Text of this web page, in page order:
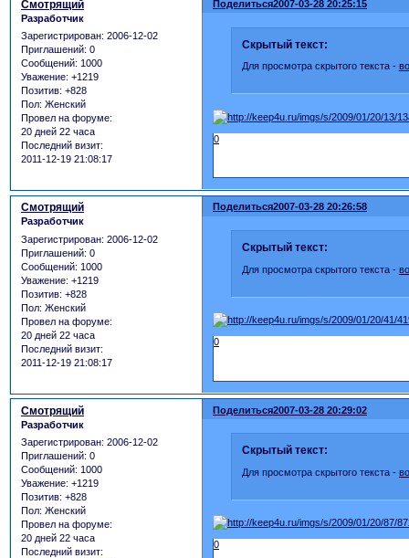
Поделиться2007-03-28 20:25:15
Смотрящий
Разработчик
Зарегистрирован: 2006-12-02
Приглашений: 0
Сообщений: 1000
Уважение: +1219
Позитив: +828
Пол: Женский
Провел на форуме:
20 дней 22 часа
Последний визит:
2011-12-19 21:08:17
Скрытый текст:
Для просмотра скрытого текста -
0
Поделиться2007-03-28 20:26:58
Смотрящий
Разработчик
Зарегистрирован: 2006-12-02
Приглашений: 0
Сообщений: 1000
Уважение: +1219
Позитив: +828
Пол: Женский
Провел на форуме:
20 дней 22 часа
Последний визит:
2011-12-19 21:08:17
Скрытый текст:
Для просмотра скрытого текста -
0
Поделиться2007-03-28 20:29:02
Смотрящий
Разработчик
Зарегистрирован: 2006-12-02
Приглашений: 0
Сообщений: 1000
Уважение: +1219
Позитив: +828
Пол: Женский
Провел на форуме:
20 дней 22 часа
Последний визит:
Скрытый текст:
Для просмотра скрытого текста -
0